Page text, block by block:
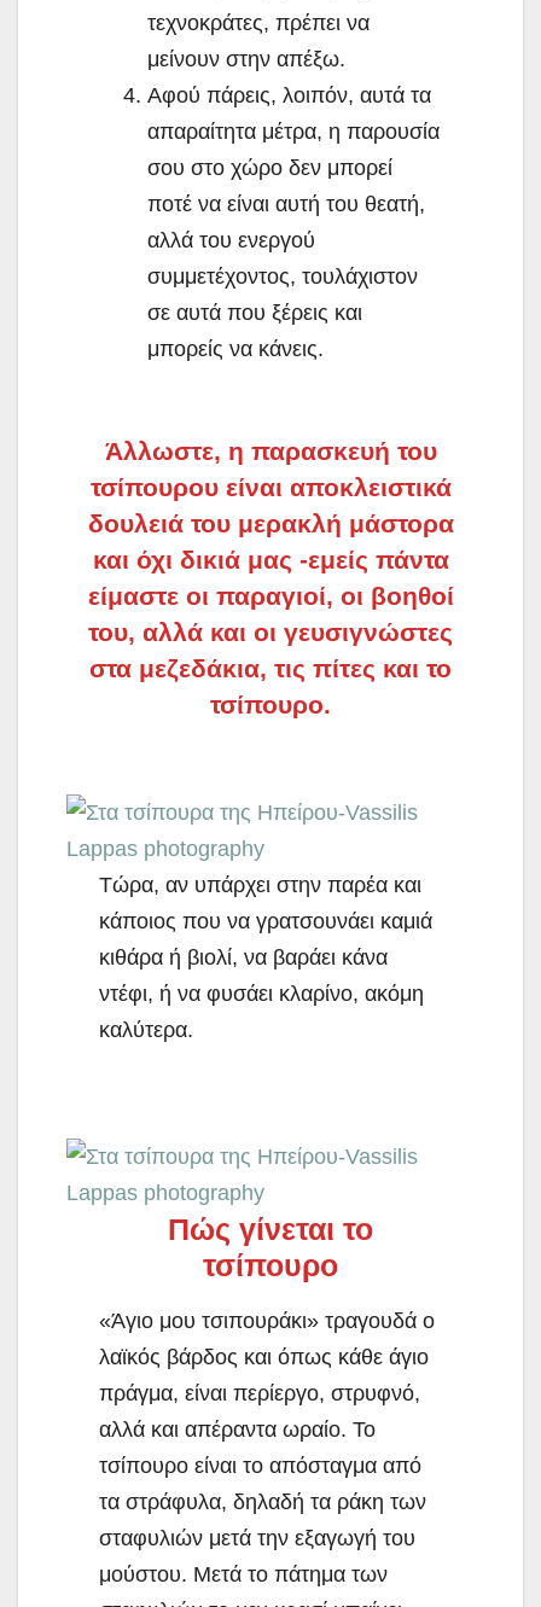
τεχνοκράτες, πρέπει να
μείνουν στην απέξω.
Αφού πάρεις, λοιπόν, αυτά τα
απαραίτητα μέτρα, η παρουσία
σου στο χώρο δεν μπορεί
ποτέ να είναι αυτή του θεατή,
αλλά του ενεργού
συμμετέχοντος, τουλάχιστον
σε αυτά που ξέρεις και
μπορείς να κάνεις.
Άλλωστε, η παρασκευή του
τσίπουρου είναι αποκλειστικά
δουλειά του μερακλή μάστορα
και όχι δικιά μας -εμείς πάντα
είμαστε οι παραγιοί, οι βοηθοί
του, αλλά και οι γευσιγνώστες
στα μεζεδάκια, τις πίτες και το
τσίπουρο.
Τώρα, αν υπάρχει στην παρέα και
κάποιος που να γρατσουνάει καμιά
κιθάρα ή βιολί, να βαράει κάνα
ντέφι, ή να φυσάει κλαρίνο, ακόμη
καλύτερα.
Πώς γίνεται το
τσίπουρο
«Άγιο μου τσιπουράκι» τραγουδά ο
λαϊκός βάρδος και όπως κάθε άγιο
πράγμα, είναι περίεργο, στρυφνό,
αλλά και απέραντα ωραίο. Το
τσίπουρο είναι το απόσταγμα από
τα στράφυλα, δηλαδή τα ράκη των
σταφυλιών μετά την εξαγωγή του
μούστου. Μετά το πάτημα των